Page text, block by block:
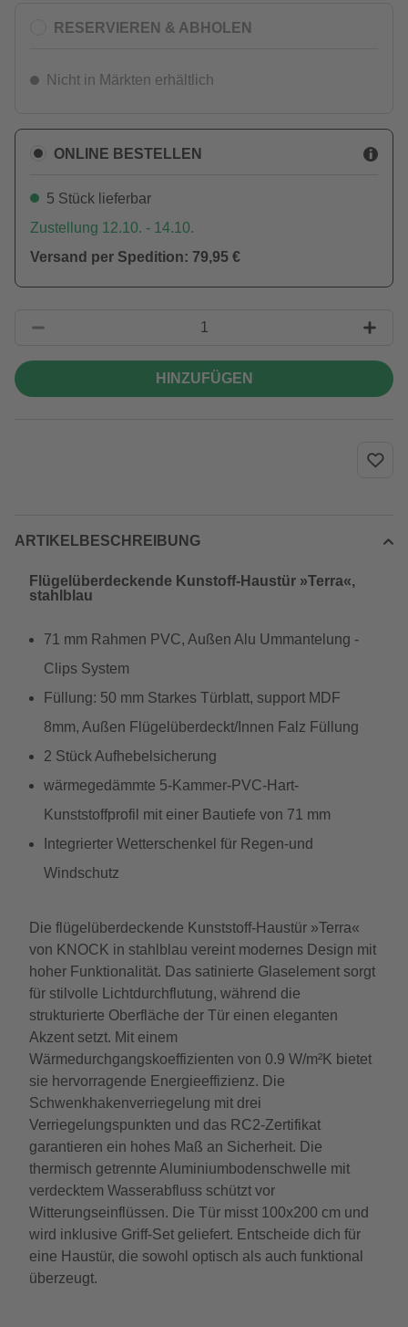
RESERVIEREN & ABHOLEN
Nicht in Märkten erhältlich
ONLINE BESTELLEN
5 Stück lieferbar
Zustellung 12.10. - 14.10.
Versand per Spedition: 79,95 €
HINZUFÜGEN
ARTIKELBESCHREIBUNG
Flügelüberdeckende Kunstoff-Haustür »Terra«,
stahlblau
71 mm Rahmen PVC, Außen Alu Ummantelung -
Clips System
Füllung: 50 mm Starkes Türblatt, support MDF
8mm, Außen Flügelüberdeckt/Innen Falz Füllung
2 Stück Aufhebelsicherung
wärmegedämmte 5-Kammer-PVC-Hart-
Kunststoffprofil mit einer Bautiefe von 71 mm
Integrierter Wetterschenkel für Regen-und
Windschutz
Die flügelüberdeckende Kunststoff-Haustür »Terra«
von KNOCK in stahlblau vereint modernes Design mit
hoher Funktionalität. Das satinierte Glaselement sorgt
für stilvolle Lichtdurchflutung, während die
strukturierte Oberfläche der Tür einen eleganten
Akzent setzt. Mit einem
Wärmedurchgangskoeffizienten von 0.9 W/m²K bietet
sie hervorragende Energieeffizienz. Die
Schwenkhakenverriegelung mit drei
Verriegelungspunkten und das RC2-Zertifikat
garantieren ein hohes Maß an Sicherheit. Die
thermisch getrennte Aluminiumbodenschwelle mit
verdecktem Wasserabfluss schützt vor
Witterungseinflüssen. Die Tür misst 100x200 cm und
wird inklusive Griff-Set geliefert. Entscheide dich für
eine Haustür, die sowohl optisch als auch funktional
überzeugt.